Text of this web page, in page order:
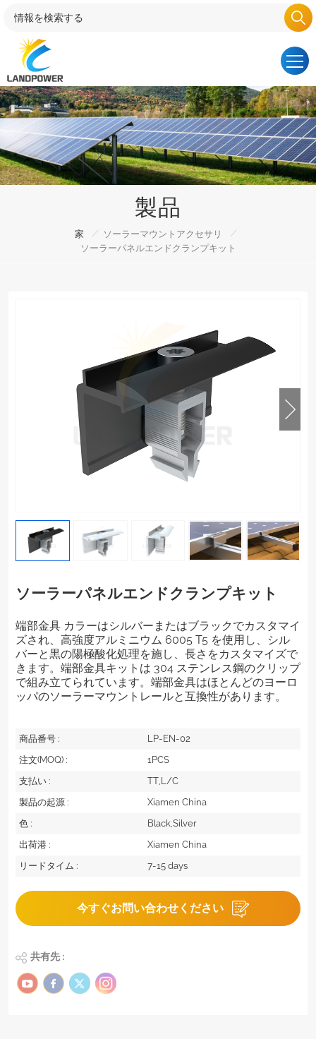
製品
家 / ソーラーマウントアクセサリ
/
ソーラーパネルエンドクランプキット
ソーラーパネルエンドクランプキット
端部金具 カラーはシルバーまたはブラックでカスタマイ
ズされ、 高強度アルミニウム 6005 T5 を使用し、シル
バーと黒の陽極酸化処理を施し、長さをカスタマイズで
きます。端部金具キットは 304 ステンレス鋼のクリップ
で組み立てられています。端部金具はほとんどのヨーロ
ッパのソーラーマウントレールと互換性があります。
商品番号 :
LP-EN-02
注文(MOQ) :
1PCS
支払い :
TT,L/C
製品の起源 :
Xiamen China
色 :
Black,Silver
出荷港 :
Xiamen China
リードタイム :
7-15 days
今すぐお問い合わせください
共有先 :